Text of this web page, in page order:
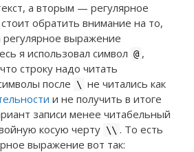
а вторым — регулярное
обратить внимание на то,
выражение
я использовал символ @ ,
строку надо читать
после \
не читались как
и не получить в итоге
записи менее читабельный
косую черту \\ . То есть
выражение вот так: